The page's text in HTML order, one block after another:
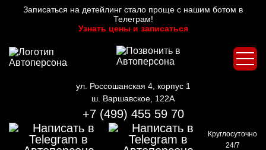
Записаться на детейлинг стало проще с нашим ботом в
Телеграм!
Узнать цены и записаться
ул. Россошанская 4, корпус 1
ш. Варшавское, 122А
+7 (499) 455 59 70
Круглосуточно
24/7